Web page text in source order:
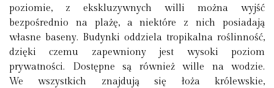
poziomie, z ekskluzywnych willi można wyjść
bezpośrednio na plażę, a niektóre z nich posiadają
własne baseny. Budynki oddziela tropikalna roślinność,
dzięki czemu zapewniony jest wysoki poziom
prywatności. Dostępne są również wille na wodzie.
We wszystkich znajdują się łoża królewskie,